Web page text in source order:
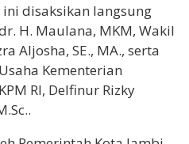
disaksikan langsung
H. Maulana, MKM, Wakil
Aljosha, SE., MA., serta
Kementerian
RI, Delfinur Rizky